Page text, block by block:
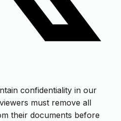
confidentiality in our
must remove all
their documents before